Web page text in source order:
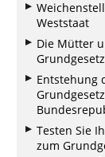
Weststaat
Die Mütter
Entstehung
Testen Sie
zum